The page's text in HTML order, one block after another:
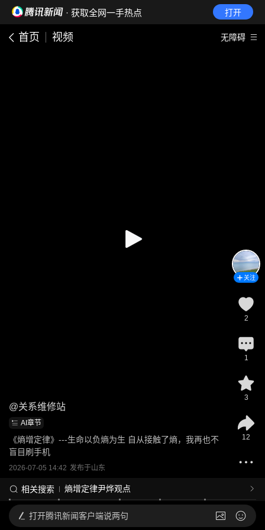
· 获取全网一手热点 打开
首页 视频 无障碍
@关系维修站
AI章节
《熵增定律》---生命以负熵为生 自从接触了熵，我再也不
盲目刷手机
2026-07-05 14:42 发布于山东
相关搜索 熵增定律尹烨观点
关注
2
1
3
12
打开腾讯新闻客户端说两句